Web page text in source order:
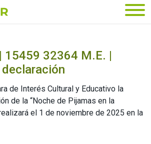
15459 32364 M.E. |
de Interés Cultural y Educativo la
de la “Noche de Pijamas en la
el 1 de noviembre de 2025 en la